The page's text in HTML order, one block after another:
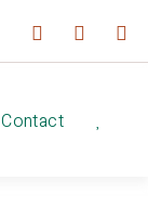
Contact